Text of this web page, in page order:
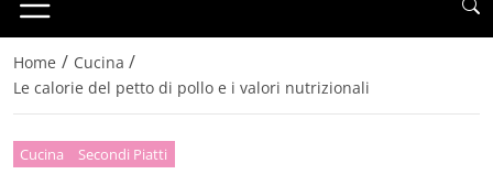
Home / Cucina /
Le calorie del petto di pollo e i valori nutrizionali
Cucina Secondi Piatti